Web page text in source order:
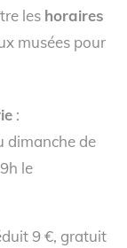
les horaires
musées pour
:
dimanche de
le
9 €, gratuit